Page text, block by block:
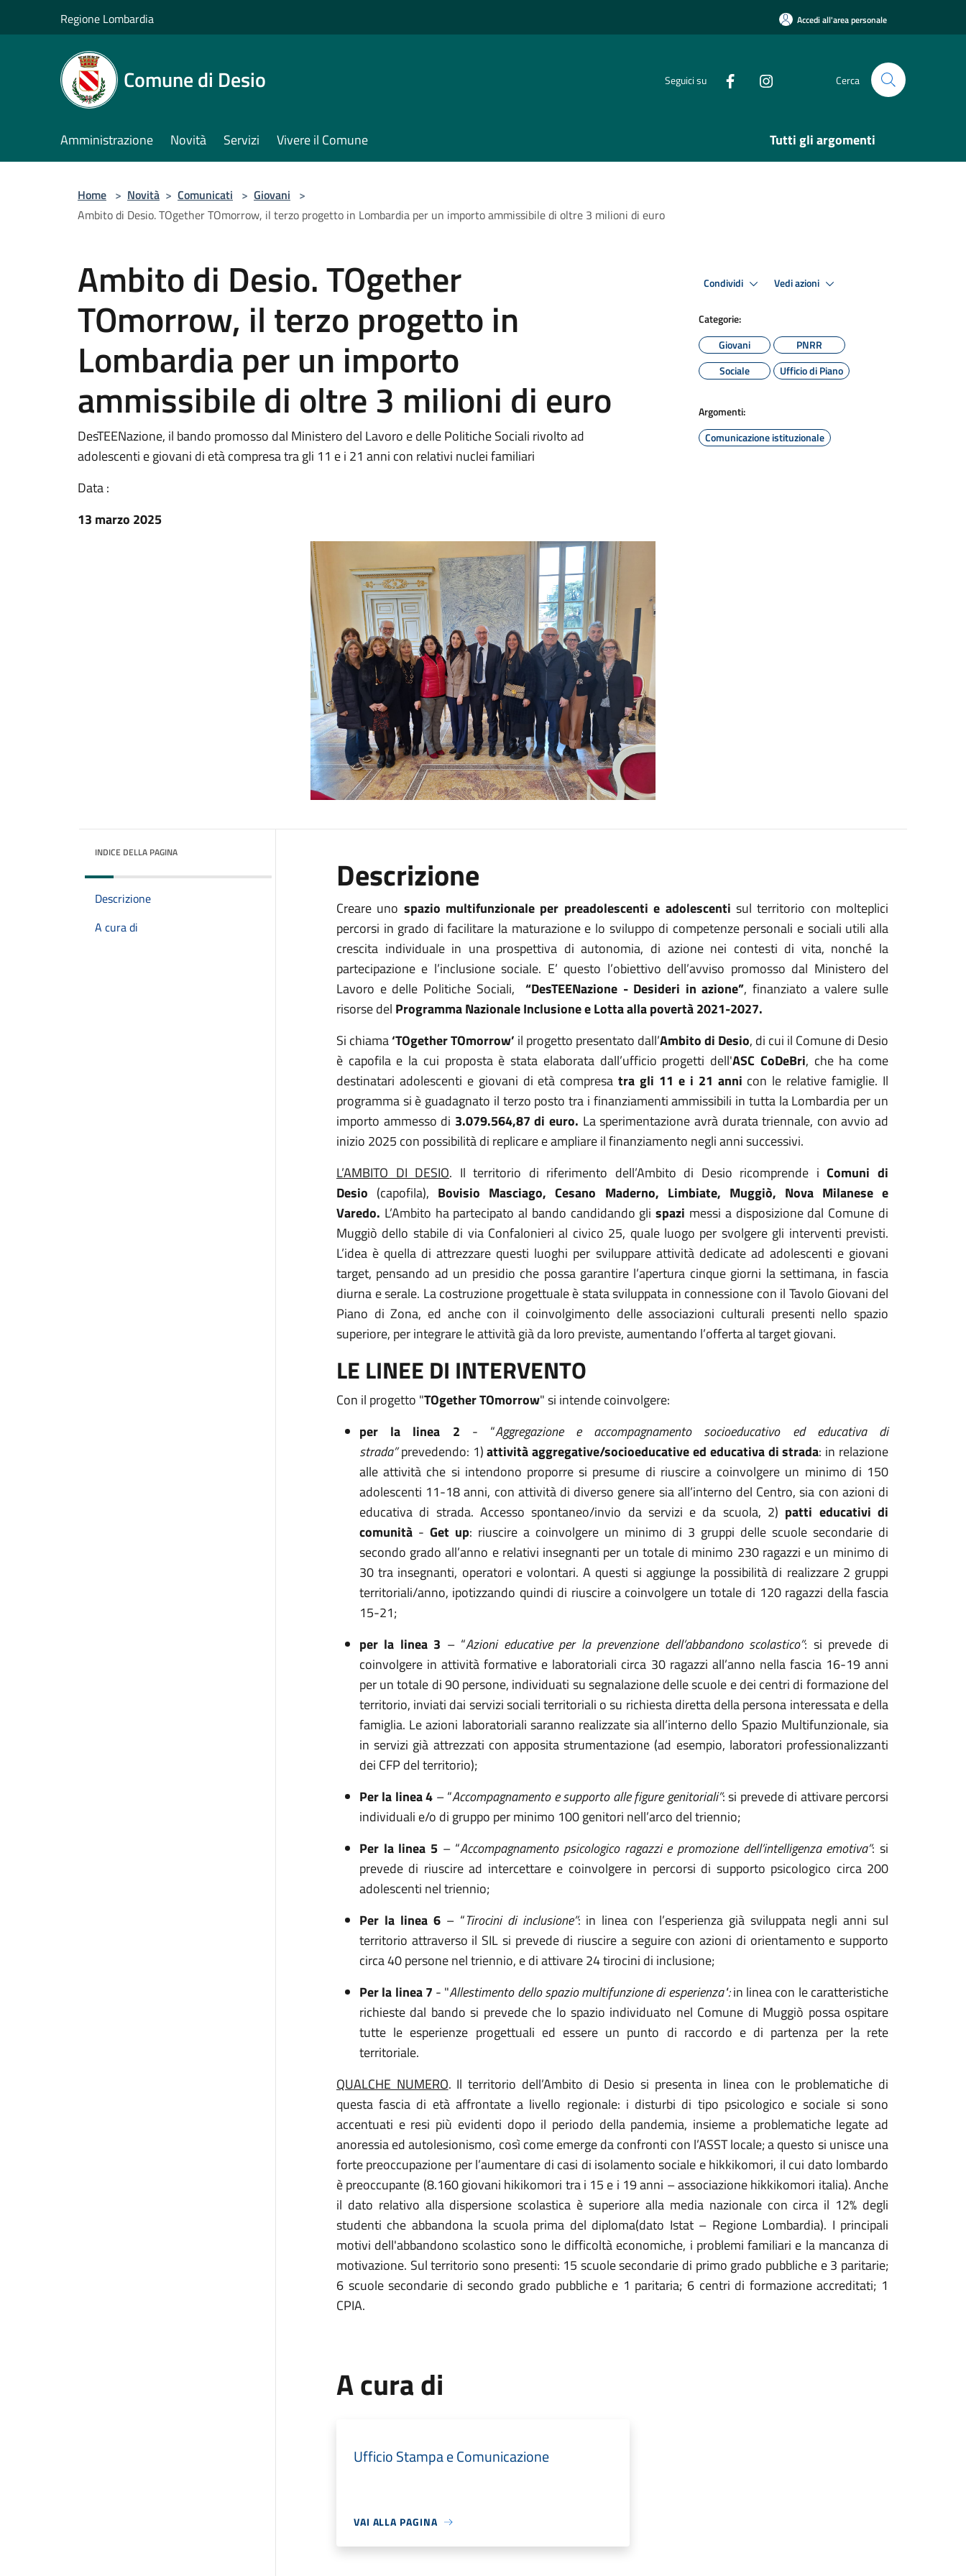
Regione Lombardia Accedi all'area personale
Comune di Desio Seguici su Cerca
Amministrazione Novità Servizi Vivere il Comune Tutti gli argomenti
Home > Novità > Comunicati > Giovani >
Ambito di Desio. TOgether TOmorrow, il terzo progetto in Lombardia per un importo ammissibile di oltre 3 milioni di euro
Ambito di Desio. TOgether
TOmorrow, il terzo progetto in
Lombardia per un importo
ammissibile di oltre 3 milioni di euro
DesTEENazione, il bando promosso dal Ministero del Lavoro e delle Politiche Sociali rivolto ad
adolescenti e giovani di età compresa tra gli 11 e i 21 anni con relativi nuclei familiari
Data :
13 marzo 2025
Condividi Vedi azioni
Categorie:
Giovani
PNRR
Sociale
Ufficio di Piano
Argomenti:
Comunicazione istituzionale
INDICE DELLA PAGINA
Descrizione
A cura di
Descrizione
Creare uno spazio multifunzionale per preadolescenti e adolescenti sul territorio con molteplici
percorsi in grado di facilitare la maturazione e lo sviluppo di competenze personali e sociali utili alla
crescita individuale in una prospettiva di autonomia, di azione nei contesti di vita, nonché la
partecipazione e l’inclusione sociale. E’ questo l’obiettivo dell’avviso promosso dal Ministero del
Lavoro e delle Politiche Sociali, “DesTEENazione - Desideri in azione”, finanziato a valere sulle
risorse del Programma Nazionale Inclusione e Lotta alla povertà 2021-2027.
Si chiama‘TOgether TOmorrow’ il progetto presentato dall’Ambito di Desio, di cui il Comune di Desio
è capofila e la cui proposta è stata elaborata dall’ufficio progetti dell'ASC CoDeBri, che ha come
destinatari adolescenti e giovani di età compresa tra gli 11 e i 21 anni con le relative famiglie. Il
programma si è guadagnato il terzo posto tra i finanziamenti ammissibili in tutta la Lombardia per un
importo ammesso di 3.079.564,87 di euro. La sperimentazione avrà durata triennale, con avvio ad
inizio 2025 con possibilità di replicare e ampliare il finanziamento negli anni successivi.
L’AMBITO DI DESIO. Il territorio di riferimento dell’Ambito di Desio ricomprende iComuni di
Desio (capofila), Bovisio Masciago, Cesano Maderno, Limbiate, Muggiò, Nova Milanese e
Varedo. L’Ambito ha partecipato al bando candidando glispazi messi a disposizione dal Comune di
Muggiò dello stabile di via Confalonieri al civico 25, quale luogo per svolgere gli interventi previsti.
L’idea è quella di attrezzare questi luoghi per sviluppare attività dedicate ad adolescenti e giovani
target, pensando ad un presidio che possa garantire l’apertura cinque giorni la settimana, in fascia
diurna e serale. La costruzione progettuale è stata sviluppata in connessione con il Tavolo Giovani del
Piano di Zona, ed anche con il coinvolgimento delle associazioni culturali presenti nello spazio
superiore, per integrare le attività già da loro previste, aumentando l’offerta al target giovani.
LE LINEE DI INTERVENTO
Con il progetto "TOgether TOmorrow" si intende coinvolgere:
per la linea 2 - “Aggregazione e accompagnamento socioeducativo ed educativa di
strada”prevedendo: 1)attività aggregative/socioeducative ed educativa di strada: in relazione
alle attività che si intendono proporre si presume di riuscire a coinvolgere un minimo di 150
adolescenti 11-18 anni, con attività di diverso genere sia all’interno del Centro, sia con azioni di
educativa di strada. Accesso spontaneo/invio da servizi e da scuola, 2) patti educativi di
comunità - Get up: riuscire a coinvolgere un minimo di 3 gruppi delle scuole secondarie di
secondo grado all’anno e relativi insegnanti per un totale di minimo 230 ragazzi e un minimo di
30 tra insegnanti, operatori e volontari. A questi si aggiunge la possibilità di realizzare 2 gruppi
territoriali/anno, ipotizzando quindi di riuscire a coinvolgere un totale di 120 ragazzi della fascia
15-21;
per la linea 3 – “Azioni educative per la prevenzione dell’abbandono scolastico”: si prevede di
coinvolgere in attività formative e laboratoriali circa 30 ragazzi all’anno nella fascia 16-19 anni
per un totale di 90 persone, individuati su segnalazione delle scuole e dei centri di formazione del
territorio, inviati dai servizi sociali territoriali o su richiesta diretta della persona interessata e della
famiglia. Le azioni laboratoriali saranno realizzate sia all’interno dello Spazio Multifunzionale, sia
in servizi già attrezzati con apposita strumentazione (ad esempio, laboratori professionalizzanti
dei CFP del territorio);
Per la linea 4 – “Accompagnamento e supporto alle figure genitoriali”: si prevede di attivare percorsi
individuali e/o di gruppo per minimo 100 genitori nell’arco del triennio;
Per la linea 5– “Accompagnamento psicologico ragazzi e promozione dell’intelligenza emotiva”: si
prevede di riuscire ad intercettare e coinvolgere in percorsi di supporto psicologico circa 200
adolescenti nel triennio;
Per la linea 6– “Tirocini di inclusione”: in linea con l’esperienza già sviluppata negli anni sul
territorio attraverso il SIL si prevede di riuscire a seguire con azioni di orientamento e supporto
circa 40 persone nel triennio, e di attivare 24 tirocini di inclusione;
Per la linea 7 - "Allestimento dello spazio multifunzione di esperienza":in linea con le caratteristiche
richieste dal bando si prevede che lo spazio individuato nel Comune di Muggiò possa ospitare
tutte le esperienze progettuali ed essere un punto di raccordo e di partenza per la rete
territoriale.
QUALCHE NUMERO. Il territorio dell’Ambito di Desio si presenta in linea con le problematiche di
questa fascia di età affrontate a livello regionale: i disturbi di tipo psicologico e sociale si sono
accentuati e resi più evidenti dopo il periodo della pandemia, insieme a problematiche legate ad
anoressia ed autolesionismo, così come emerge da confronti con l’ASST locale; a questo si unisce una
forte preoccupazione per l’aumentare di casi di isolamento sociale e hikkikomori, il cui dato lombardo
è preoccupante (8.160 giovani hikikomori tra i 15 e i 19 anni – associazione hikkikomori italia). Anche
il dato relativo alla dispersione scolastica è superiore alla media nazionale con circa il 12% degli
studenti che abbandona la scuola prima del diploma(dato Istat – Regione Lombardia). I principali
motivi dell'abbandono scolastico sono le difficoltà economiche, i problemi familiari e la mancanza di
motivazione. Sul territorio sono presenti: 15 scuole secondarie di primo grado pubbliche e 3 paritarie;
6 scuole secondarie di secondo grado pubbliche e 1 paritaria; 6 centri di formazione accreditati; 1
CPIA.
A cura di
Ufficio Stampa e Comunicazione
VAI ALLA PAGINA